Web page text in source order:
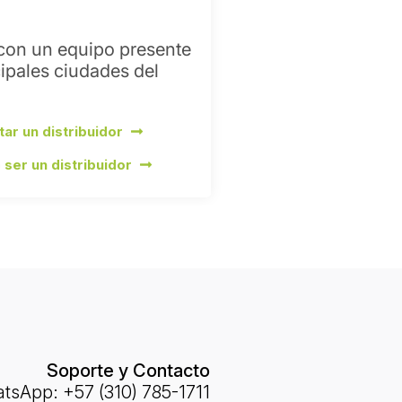
un equipo presente
ciudades del
un distribuidor
ser un distribuidor
Soporte y Contacto
+57 (310) 785-1711